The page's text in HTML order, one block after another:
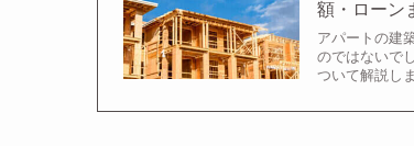
額・ローン
アパートの建
のではないで
ついて解説し